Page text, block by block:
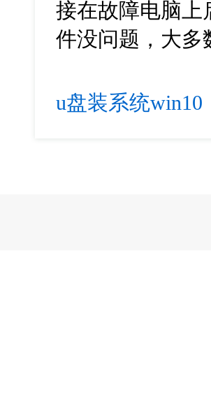
接在故障电脑上
件没问题，大多
u盘装系统win10